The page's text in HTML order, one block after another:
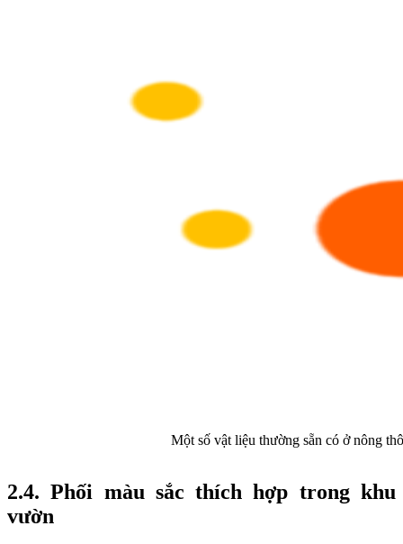
Một số vật liệu thường sẵn có ở nông
2.4. Phối màu sắc thích hợp trong khu
vườn